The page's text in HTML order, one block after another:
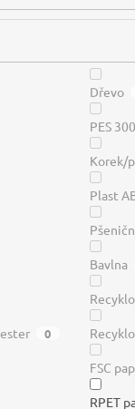
Dřevo
PES
Korek/
Plast
Bavlna
0
FSC
RPET